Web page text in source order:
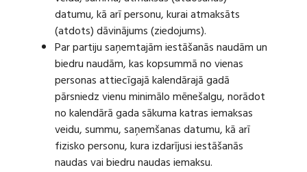
datumu, kā arī personu, kurai atmaksāts
(atdots) dāvinājums (ziedojums).
Par partiju saņemtajām iestāšanās naudām un
biedru naudām, kas kopsummā no vienas
personas attiecīgajā kalendārajā gadā
pārsniedz vienu minimālo mēnešalgu, norādot
no kalendārā gada sākuma katras iemaksas
veidu, summu, saņemšanas datumu, kā arī
fizisko personu, kura izdarījusi iestāšanās
naudas vai biedru naudas iemaksu.